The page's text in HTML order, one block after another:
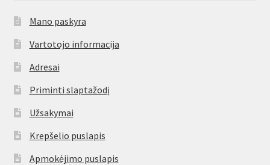
Mano paskyra
Vartotojo informacija
Adresai
Priminti slaptažodį
Užsakymai
Krepšelio puslapis
Apmokėjimo puslapis